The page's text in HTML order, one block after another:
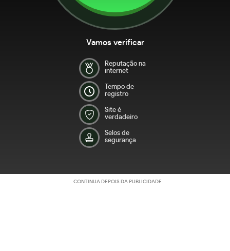
Vamos verificar
Reputação na
internet
Tempo de
registro
Site é
verdadeiro
Selos de
segurança
CONTINUA DEPOIS DA PUBLICIDADE